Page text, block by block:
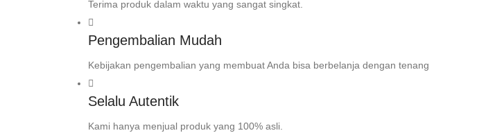
Terima produk dalam waktu yang sangat singkat.
Pengembalian Mudah
Kebijakan pengembalian yang membuat Anda bisa berbelanja dengan tenang
Selalu Autentik
Kami hanya menjual produk yang 100% asli.